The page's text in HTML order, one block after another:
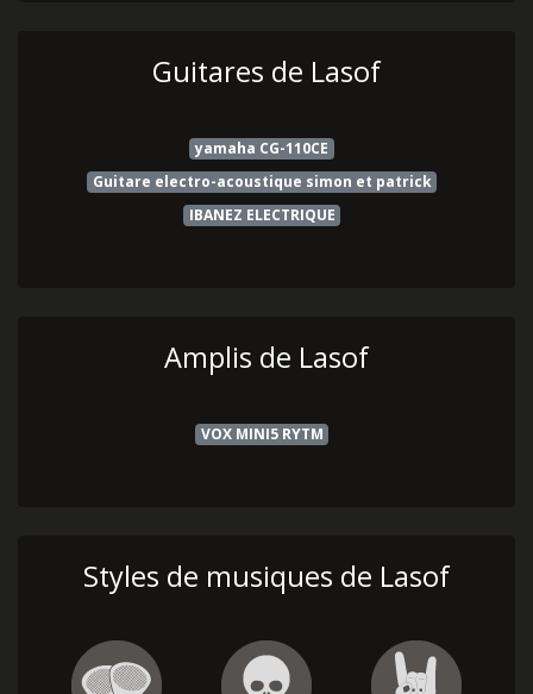
Guitares de Lasof
yamaha CG-110CE
Guitare electro-acoustique simon et patrick
IBANEZ ELECTRIQUE
Amplis de Lasof
VOX MINI5 RYTM
Styles de musiques de Lasof